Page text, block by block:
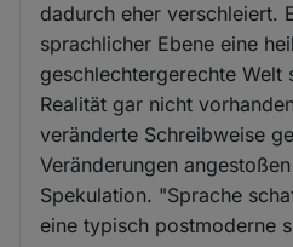
dadurch eher verschleiert.
sprachlicher Ebene eine
geschlechtergerechte Welt
Realität gar nicht
veränderte Schreibweise
Veränderungen
Spekulation. "Sprache
eine typisch postmoderne